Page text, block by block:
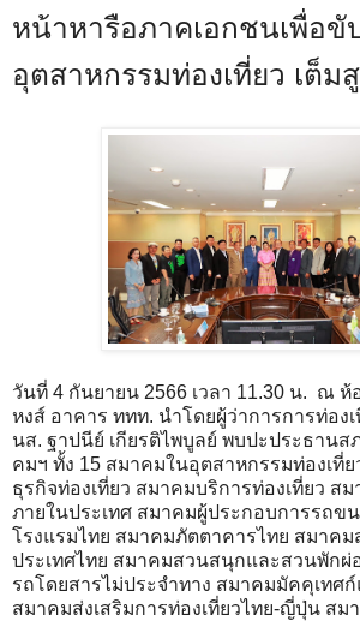
หน้าหารือภาคเอกชนเพื่อขั
อุตสาหกรรมท่องเที่ยว เต็ม
วันที่ 4 กันยายน​ 2566​ เวลา​ 11.30​ น. ณ​
หงส์​ อาคาร​ ททท.​ นำโดยผู้ว่าการการท่องเ
นส. ฐาปนีย์ เกียรติไพบูลย์ พบปะประธานส
คมฯ​ ทั้ง​ 15 สมาคมในอุตสาหกรรมท่องเที่
ธุรกิจท่องเที่ยว สมาคมบริการท่องเที่ยว ส
ภายในประเทศ สมาคมผู้ประกอบการรถข
โรงแรมไทย สมาคมภัตตาคารไทย สมาค
ประเทศไทย สมาคมสวนสนุกและสวนพักผ่
รถโดยสารไม่ประจำทาง สมาคมมัคคุเทศก์
สมาคมส่งเสริมการท่องเที่ยวไทย-ญี่ปุ่น สม